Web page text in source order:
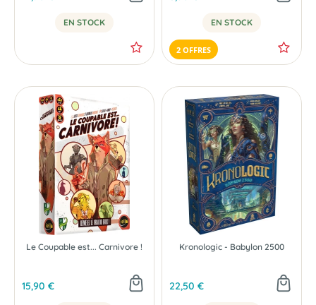
EN STOCK EN STOCK
2 OFFRES
Le Coupable est... Carnivore !
15,90 €
Kronologic - Babylon 2500
22,50 €